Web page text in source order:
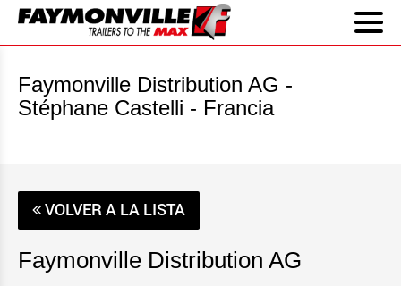
Faymonville Distribution AG -
Stéphane Castelli - Francia
VOLVER A LA LISTA
Faymonville Distribution AG